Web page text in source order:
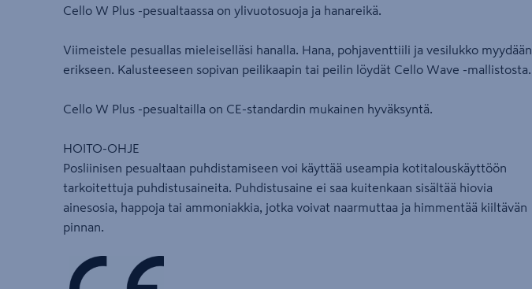
Cello W Plus -pesualtaassa on ylivuotosuoja ja hanareikä.
Viimeistele pesuallas mieleiselläsi hanalla. Hana, pohjaventtiili ja vesilukko myydään
erikseen. Kalusteeseen sopivan peilikaapin tai peilin löydät Cello Wave -mallistosta.
Cello W Plus -pesualtailla on CE-standardin mukainen hyväksyntä.
HOITO-OHJE
Posliinisen pesualtaan puhdistamiseen voi käyttää useampia kotitalouskäyttöön
tarkoitettuja puhdistusaineita. Puhdistusaine ei saa kuitenkaan sisältää hiovia
ainesosia, happoja tai ammoniakkia, jotka voivat naarmuttaa ja himmentää kiiltävän
pinnan.